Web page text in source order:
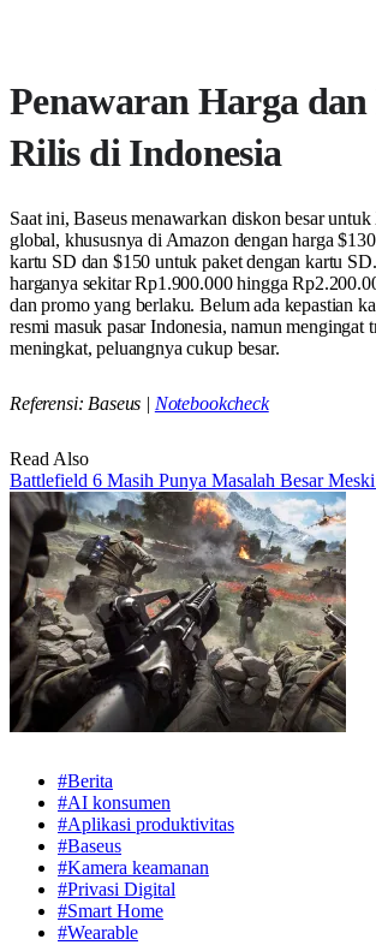
Penawaran Harga dan
Rilis di Indonesia
Saat ini, Baseus menawarkan diskon besar
global, khususnya di Amazon dengan harga
kartu SD dan $150 untuk paket dengan kartu
harganya sekitar Rp1.900.000 hingga
dan promo yang berlaku. Belum ada kepastian
resmi masuk pasar Indonesia, namun mengingat
meningkat, peluangnya cukup besar.
Referensi: Baseus | Notebookcheck
Read Also
Battlefield 6 Masih Punya Masalah Besar
#Berita
#AI konsumen
#Aplikasi produktivitas
#Baseus
#Kamera keamanan
#Privasi Digital
#Smart Home
#Wearable